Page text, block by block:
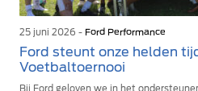
25 juni 2026 - Ford Performance
Ford steunt onze helden
Voetbaltoernooi
Bij Ford geloven we in het